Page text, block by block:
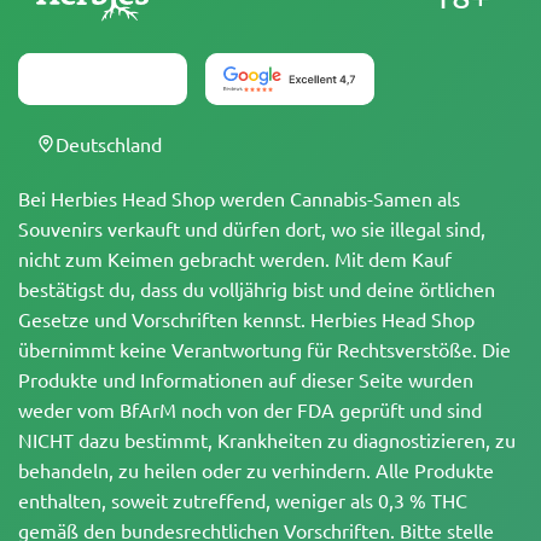
Bei Herbies Head Shop werden Cannabis-Samen als
Souvenirs verkauft und dürfen dort, wo sie illegal sind,
nicht zum Keimen gebracht werden. Mit dem Kauf
bestätigst du, dass du volljährig bist und deine örtlichen
Gesetze und Vorschriften kennst. Herbies Head Shop
übernimmt keine Verantwortung für Rechtsverstöße. Die
Produkte und Informationen auf dieser Seite wurden
weder vom BfArM noch von der FDA geprüft und sind
NICHT dazu bestimmt, Krankheiten zu diagnostizieren, zu
behandeln, zu heilen oder zu verhindern. Alle Produkte
enthalten, soweit zutreffend, weniger als 0,3 % THC
gemäß den bundesrechtlichen Vorschriften. Bitte stelle
Deutschland